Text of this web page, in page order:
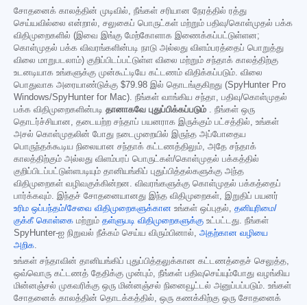
சோதனைக் காலத்தின் முடிவில், நீங்கள் சரியான நேரத்தில் ரத்து
செய்யவில்லை என்றால், சலுகைப் பொருட்கள் மற்றும் பதிவு/கொள்முதல் பக்க
விதிமுறைகளில் (இவை இங்கு மேற்கோளாக இணைக்கப்பட்டுள்ளன;
கொள்முதல் பக்க விவரங்களின்படி நாடு அல்லது விளம்பரத்தைப் பொறுத்து
விலை மாறுபடலாம்) குறிப்பிடப்பட்டுள்ள விலை மற்றும் சந்தாக் காலத்திற்கு
உடனடியாக உங்களுக்கு முன்கூட்டியே கட்டணம் விதிக்கப்படும். விலை
பொதுவாக அரையாண்டுக்கு $79.98 இல் தொடங்குகிறது (SpyHunter Pro
Windows/SpyHunter for Mac). நீங்கள் வாங்கிய சந்தா, பதிவு/கொள்முதல்
பக்க விதிமுறைகளின்படி தானாகவே புதுப்பிக்கப்படும் . நீங்கள் ஒரு
தொடர்ச்சியான, தடையற்ற சந்தாப் பயனராக இருக்கும் பட்சத்தில், உங்கள்
அசல் கொள்முதலின் போது நடைமுறையில் இருந்த அப்போதைய
பொருந்தக்கூடிய நிலையான சந்தாக் கட்டணத்திலும், அதே சந்தாக்
காலத்திற்கும் அல்லது விளம்பரப் பொருட்கள்/கொள்முதல் பக்கத்தில்
குறிப்பிடப்பட்டுள்ளபடியும் தானியங்கிப் புதுப்பித்தல்களுக்கு அந்த
விதிமுறைகள் வழிவகுக்கின்றன. விவரங்களுக்கு கொள்முதல் பக்கத்தைப்
பார்க்கவும். இந்தச் சோதனையானது இந்த விதிமுறைகள், இறுதிப் பயனர்
உரிம ஒப்பந்தம்/சேவை விதிமுறைகளுக்கான உங்கள் ஒப்புதல், தனியுரிமை/
குக்கீ கொள்கை மற்றும் தள்ளுபடி விதிமுறைகளுக்கு உட்பட்டது. நீங்கள்
SpyHunter-ஐ நிறுவல் நீக்கம் செய்ய விரும்பினால், அதற்கான வழியை
அறிக.
உங்கள் சந்தாவின் தானியங்கிப் புதுப்பித்தலுக்கான கட்டணத்தைச் செலுத்த,
ஒவ்வொரு கட்டணத் தேதிக்கு முன்பும், நீங்கள் பதிவுசெய்யும்போது வழங்கிய
மின்னஞ்சல் முகவரிக்கு ஒரு மின்னஞ்சல் நினைவூட்டல் அனுப்பப்படும். உங்கள்
சோதனைக் காலத்தின் தொடக்கத்தில், ஒரு கணக்கிற்கு ஒரு சோதனைக்